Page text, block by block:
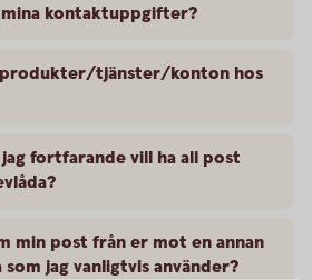
kontaktuppgifter?
produkter/tjänster/konton hos
fortfarande vill ha all post
min post från er mot en annan
jag vanligtvis använder?